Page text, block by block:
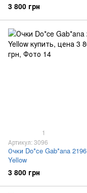
3 800 грн
1
Артикул: 3096
Очки Do*ce Gab*ana 2196
Yellow
3 800 грн